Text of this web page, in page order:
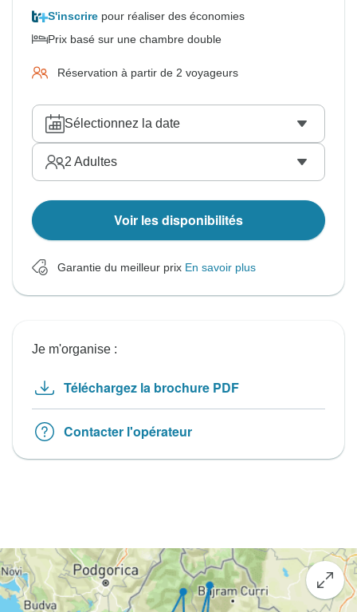
S'inscrire pour réaliser des économies
Prix basé sur une chambre double
Réservation à partir de 2 voyageurs
Sélectionnez la date
2 Adultes
Voir les disponibilités
Garantie du meilleur prix En savoir plus
Je m'organise :
Téléchargez la brochure PDF
Contacter l'opérateur